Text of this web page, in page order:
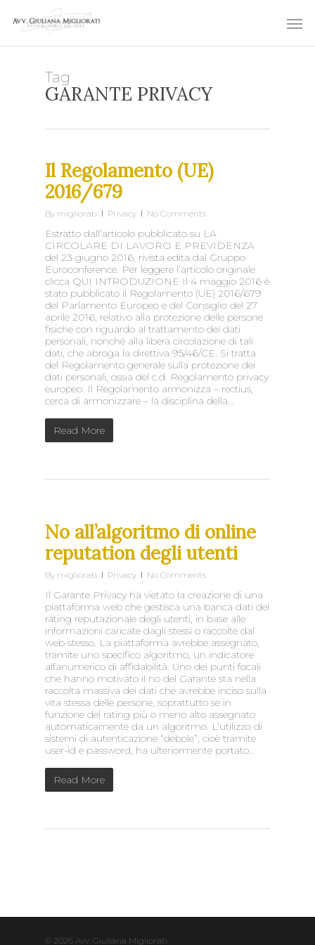
main
Tag
GARANTE PRIVACY
Il Regolamento (UE)
2016/679
By migliorati Privacy No Comments
Estratto dall’articolo pubblicato su LA
CIRCOLARE DI LAVORO E PREVIDENZA
del 23 giugno 2016, rivista edita dal Gruppo
Euroconference. Per leggere l’articolo originale
clicca QUI INTRODUZIONE Il 4 maggio 2016 è
stato pubblicato il Regolamento (UE) 2016/679
del Parlamento Europeo e del Consiglio del 27
aprile 2016, relativo alla protezione delle persone
fisiche con riguardo al trattamento dei dati
personali, nonché alla libera circolazione di tali
dati, che abroga la direttiva 95/46/CE. Si tratta
del Regolamento generale sulla protezione dei
dati personali, ossia del c.d. Regolamento privacy
europeo. Il Regolamento armonizza – rectius,
cerca di armonizzare – la disciplina della…
Read More
No all’algoritmo di online
reputation degli utenti
By migliorati Privacy No Comments
Il Garante Privacy ha vietato la creazione di una
piattaforma web che gestisca una banca dati del
rating reputazionale degli utenti, in base alle
informazioni caricate dagli stessi o raccolte dal
web stesso. La piattaforma avrebbe assegnato,
tramite uno specifico algoritmo, un indicatore
alfanumerico di affidabilità. Uno dei punti focali
che hanno motivato il no del Garante sta nella
raccolta massiva dei dati che avrebbe inciso sulla
vita stessa delle persone, soprattutto se in
funzione del rating più o meno alto assegnato
automaticamente da un algoritmo. L’utilizzo di
sistemi di autenticazione “debole”, cioè tramite
user-id e password, ha ulteriormente portato…
Read More
© 2026 Avv. Giuliana Migliorati.